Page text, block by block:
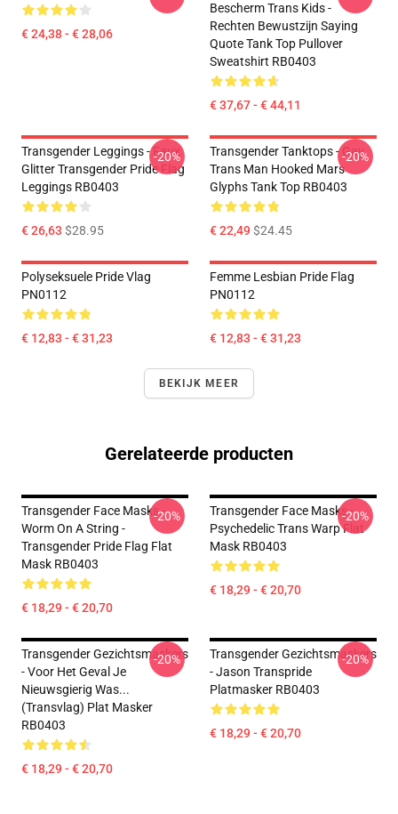
€ 24,38 - € 28,06
Bescherm Trans Kids -
Rechten Bewustzijn Saying
Quote Tank Top Pullover
Sweatshirt RB0403
€ 37,67 - € 44,11
Transgender Leggings - Faux
Glitter Transgender Pride Flag
Leggings RB0403
€ 26,63 $28.95
-20%
Transgender Tanktops - Gay
Trans Man Hooked Mars
Glyphs Tank Top RB0403
€ 22,49$24.45
-20%
Polyseksuele Pride Vlag
PN0112
€ 12,83 - € 31,23
Femme Lesbian Pride Flag
PN0112
€ 12,83 - € 31,23
BEKIJK MEER
Gerelateerde producten
Transgender Face Masks -
Worm On A String -
Transgender Pride Flag Flat
Mask RB0403
€ 18,29 - € 20,70
-20%
Transgender Face Masks -
Psychedelic Trans Warp Flat
Mask RB0403
€ 18,29 - € 20,70
-20%
Transgender Gezichtsmaskers
- Voor Het Geval Je
Nieuwsgierig Was...
(transvlag) Plat Masker
RB0403
€ 18,29 - € 20,70
-20%
Transgender Gezichtsmaskers
- Jason Transpride
Platmasker RB0403
€ 18,29 - € 20,70
-20%